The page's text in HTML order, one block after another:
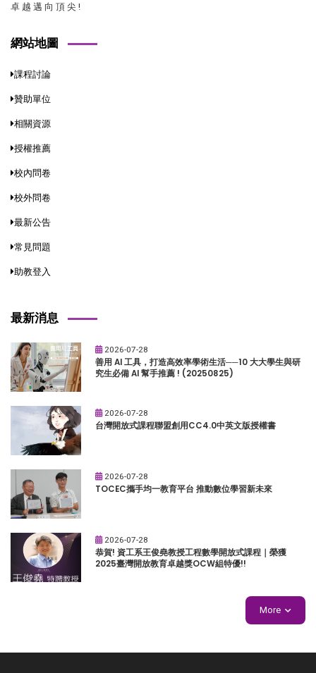
卓 越 邁 向 頂 尖 !
網站地圖
課程討論
贊助單位
相關資源
授權推薦
校內問卷
校外問卷
最新公告
常見問題
助教登入
最新消息
2026-07-28
善用 AI 工具，打造高效率學術生活──10 大大學生與研
究生必備 AI 幫手推薦 ! (20250825)
2026-07-28
台灣開放式課程聯盟創用CC4.0中英文版授權書
2026-07-28
TOCEC攜手均一教育平台 推動數位學習新未來
2026-07-28
恭賀! 資工系王俊堯教授工程數學開放式課程｜榮獲
2025臺灣開放教育卓越獎OCW組特優!!
More